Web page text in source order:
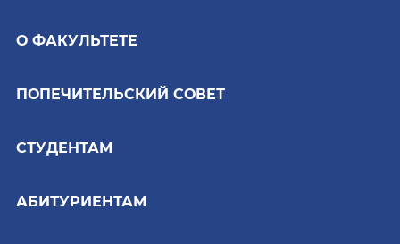
О ФАКУЛЬТЕТЕ
ПОПЕЧИТЕЛЬСКИЙ СОВЕТ
СТУДЕНТАМ
АБИТУРИЕНТАМ